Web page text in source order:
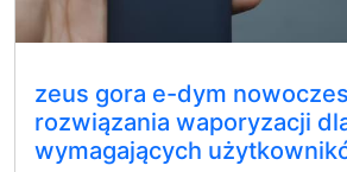
zeus gora e-dym
rozwiązania waporyzacji
wymagających